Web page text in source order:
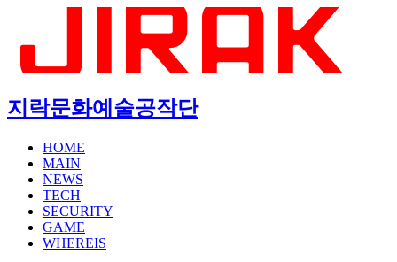
지락문화예술공작단
HOME
MAIN
NEWS
TECH
SECURITY
GAME
WHEREIS